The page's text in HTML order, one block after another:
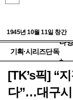
1945년 10월 11일 창간
기획·시리즈단독
다
+
[TK’s픽] “
다”…대구시